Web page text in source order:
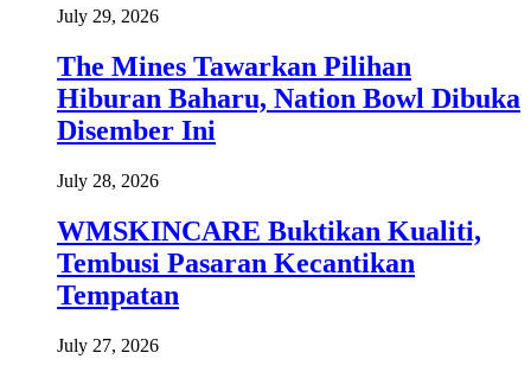
July 29, 2026
The Mines Tawarkan Pilihan
Hiburan Baharu, Nation Bowl Dibuka
Disember Ini
July 28, 2026
WMSKINCARE Buktikan Kualiti,
Tembusi Pasaran Kecantikan
Tempatan
July 27, 2026